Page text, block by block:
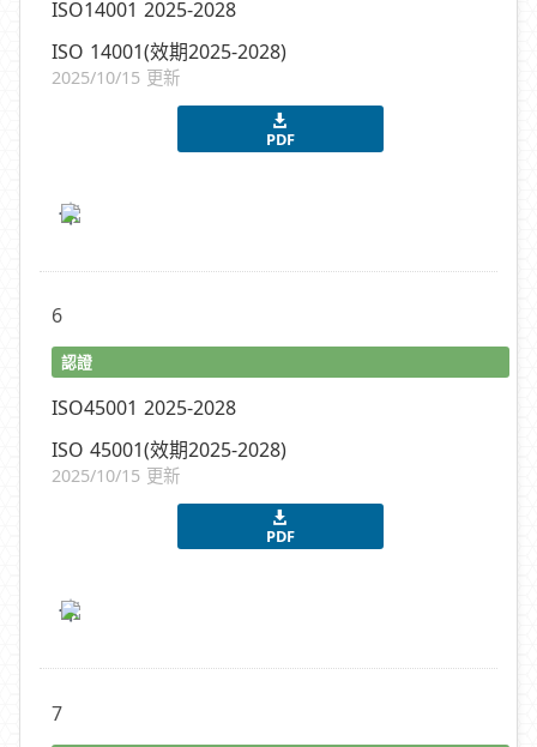
ISO14001 2025-2028
ISO 14001(效期2025-2028)
2025/10/15 更新
PDF
6
認證
ISO45001 2025-2028
ISO 45001(效期2025-2028)
2025/10/15 更新
PDF
7